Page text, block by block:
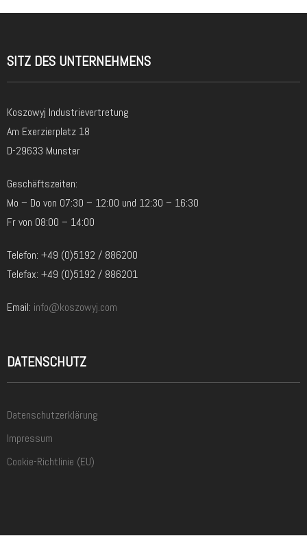
SITZ DES UNTERNEHMENS
Koszowyj Industrievertretung
Am Exerzierplatz 18
D-29633 Munster
Geschäftszeiten:
Mo – Do von 07:30 – 12:00 und 12:30 – 16:30
Fr von 08:00 – 14:00
Telefon: +49 (0)5192 / 886200
Telefax: +49 (0)5192 / 886201
Email: info@koszowyj.com
DATENSCHUTZ
Datenschutzerklärung
Impressum
Cookie-Richtlinie (EU)